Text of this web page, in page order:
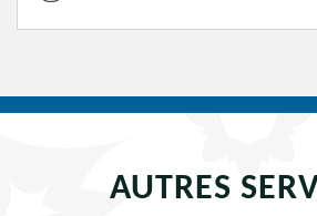
AUTRES